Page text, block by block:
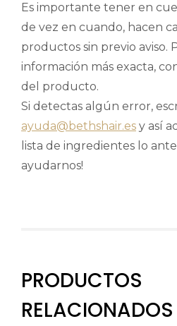
Es importante tener en
de vez en cuando, hacen
productos sin previo aviso.
información más exacta,
del producto.
Si detectas algún error,
ayuda@bethshair.es y así
lista de ingredientes lo
ayudarnos!
PRODUCTOS
RELACIONADOS